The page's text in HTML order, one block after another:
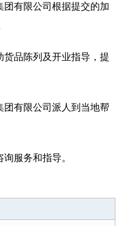
团有限公司根据提交的加
货品陈列及开业指导，提
团有限公司派人到当地帮
服务和指导。